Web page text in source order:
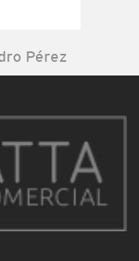
Pérez